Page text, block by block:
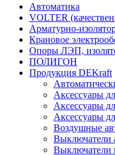
Автоматика
VOLTER
Арматурно-
Крановое
Опоры ЛЭП,
ПОЛИГОН
Продукция DEKraft
Аксессуары
Аксессуары
Аксессуары
Воздушные
Выключатели
Выключатели